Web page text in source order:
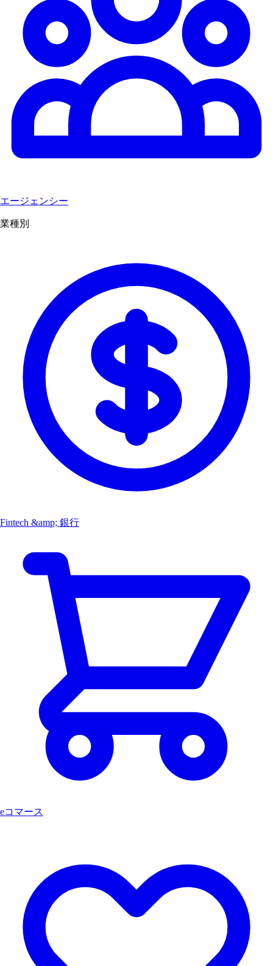
エージェンシー
業種別
Fintech &amp; 銀行
eコマース